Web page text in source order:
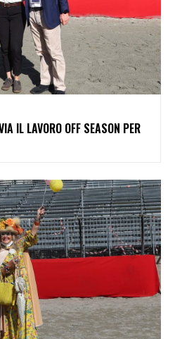
IL LAVORO OFF SEASON PER